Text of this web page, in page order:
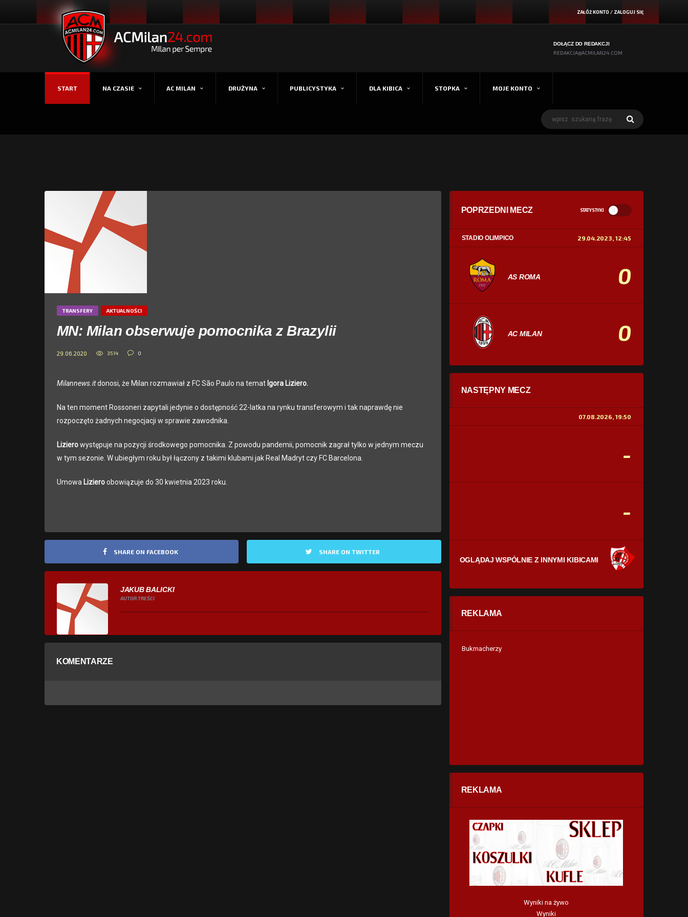
ZAŁÓŻ KONTO / ZALOGUJ SIĘ
DOŁĄCZ DO REDAKCJI
REDAKCJA@ACMILAN24.COM
START NA CZASIE AC MILAN DRUŻYNA PUBLICYSTYKA DLA KIBICA STOPKA MOJE KONTO
TRANSFERY AKTUALNOŚCI
MN: Milan obserwuje pomocnika z Brazylii
29.06.2020 3514 0
Milannews.itdonosi, że Milan rozmawiał z FC São Paulo na temat Igora Liziero.
Na ten moment Rossoneri zapytali jedynie o dostępność 22-latka na rynku transferowym i tak naprawdę nie
rozpoczęto żadnych negocjacji w sprawie zawodnika.
Lizierowystępuje na pozycji środkowego pomocnika. Z powodu pandemii, pomocnik zagrał tylko w jednym meczu
w tym sezonie. W ubiegłym roku był łączony z takimi klubami jak Real Madryt czy FC Barcelona.
Umowa Lizieroobowiązuje do 30 kwietnia 2023 roku.
SHARE ON FACEBOOK SHARE ON TWITTER
JAKUB BALICKI
AUTOR TREŚCI
KOMENTARZE
POPRZEDNI MECZ STATYSTYKI
STADIO OLIMPICO 29.04.2023, 12:45
AS ROMA 0
AC MILAN 0
STATYSTYKI
0% 100%
NASTĘPNY MECZ
07.08.2026, 19:50
-
-
OGLĄDAJ WSPÓLNIE Z INNYMI KIBICAMI
REKLAMA
Bukmacherzy
REKLAMA
Wyniki na żywo
Wyniki